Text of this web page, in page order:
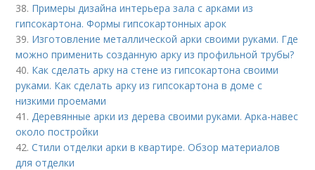
38. Примеры дизайна интерьера зала с арками из
гипсокартона. Формы гипсокартонных арок
39. Изготовление металлической арки своими руками. Где
можно применить созданную арку из профильной трубы?
40. Как сделать арку на стене из гипсокартона своими
руками. Как сделать арку из гипсокартона в доме с
низкими проемами
41. Деревянные арки из дерева своими руками. Арка-навес
около постройки
42.Стили отделки арки в квартире. Обзор материалов
для отделки